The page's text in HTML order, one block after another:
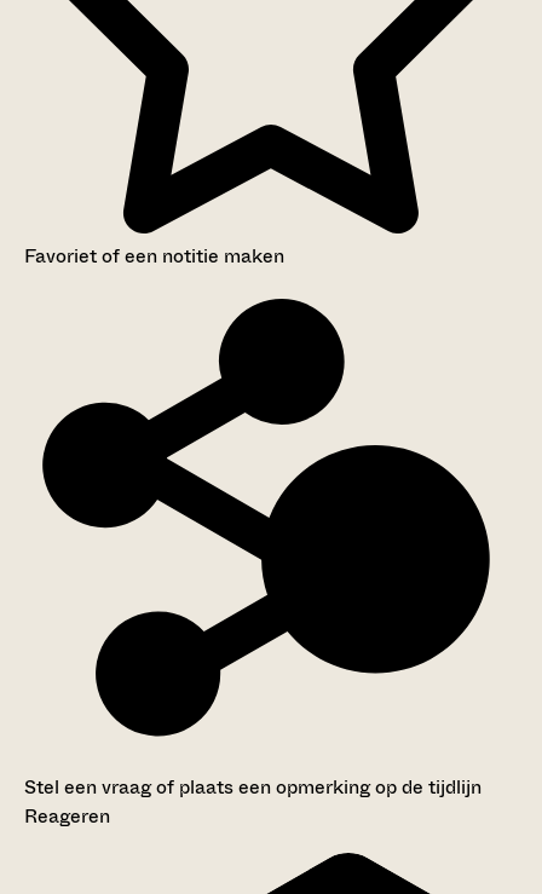
Favoriet of een notitie maken
Stel een vraag of plaats een opmerking op de tijdlijn
Reageren